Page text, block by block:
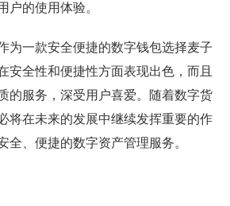
户的使用体验。
为一款安全便捷的数字钱包选择麦子
安全性和便捷性方面表现出色，而且
的服务，深受用户喜爱。随着数字货
将在未来的发展中继续发挥重要的作
全、便捷的数字资产管理服务。